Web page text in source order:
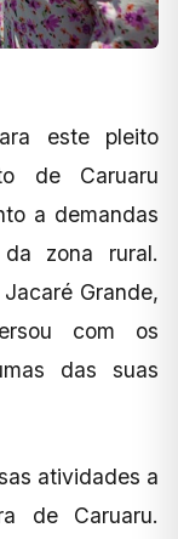
este pleito
de Caruaru
a demandas
zona rural.
Grande,
com os
das suas
atividades a
de Caruaru.